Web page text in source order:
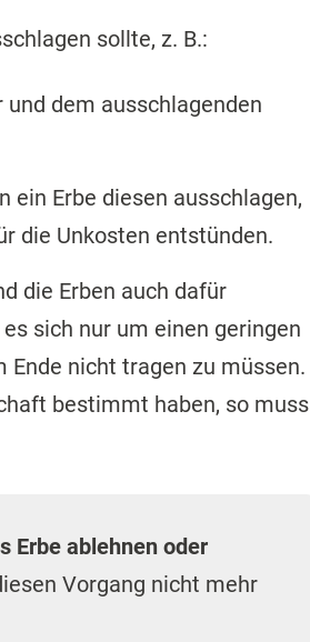
sollte, z. B.:
dem ausschlagenden
ein Erbe diesen ausschlagen,
die Unkosten entstünden.
die Erben auch dafür
sich nur um einen geringen
Ende nicht tragen zu müssen.
bestimmt haben, so muss
Erbe ablehnen oder
Vorgang nicht mehr